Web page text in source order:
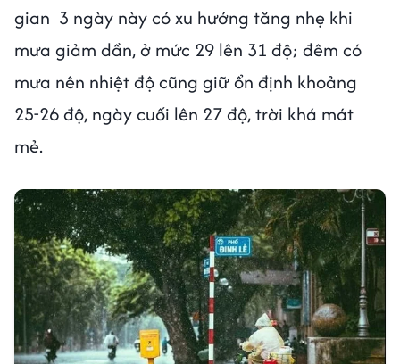
gian 3 ngày này có xu hướng tăng nhẹ khi
mưa giảm dần, ở mức 29 lên 31 độ; đêm có
mưa nên nhiệt độ cũng giữ ổn định khoảng
25-26 độ, ngày cuối lên 27 độ, trời khá mát
mẻ.